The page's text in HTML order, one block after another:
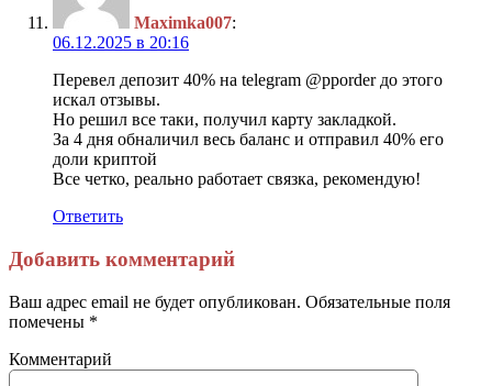
Maximka007:
06.12.2025 в 20:16
Перевел депозит 40% на telegram @pporder до этого
искал отзывы.
Но решил все таки, получил карту закладкой.
За 4 дня обналичил весь баланс и отправил 40% его
доли криптой
Все четко, реально работает связка, рекомендую!
Ответить
Добавить комментарий
Ваш адрес email не будет опубликован. Обязательные поля
помечены *
Комментарий